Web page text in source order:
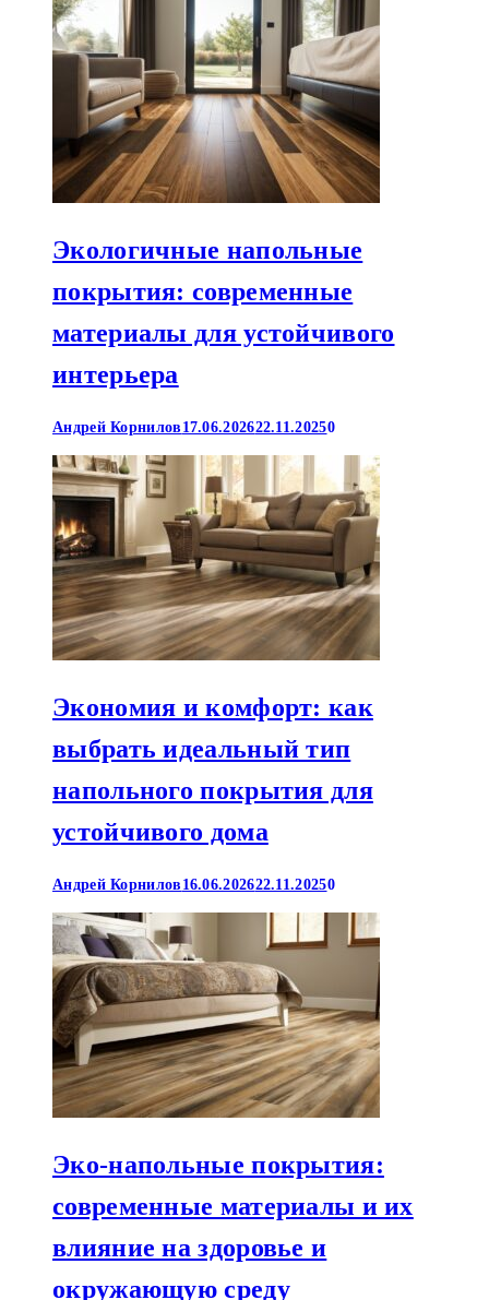
Экологичные напольные
покрытия: современные
материалы для устойчивого
интерьера
Андрей Корнилов 17.06.202622.11.20250
Экономия и комфорт: как
выбрать идеальный тип
напольного покрытия для
устойчивого дома
Андрей Корнилов 16.06.202622.11.20250
Эко-напольные покрытия:
современные материалы и их
влияние на здоровье и
окружающую среду